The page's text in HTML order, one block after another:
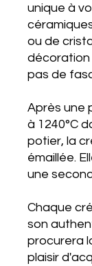
unique à
ou de
décoration
pas de
Après une
à 1240°C
potier, la
émaillée.
une
Chaque
son
procurera
plaisir